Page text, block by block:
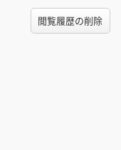
閲覧履歴の削除